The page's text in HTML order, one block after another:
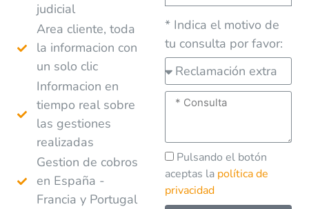
judicial
Area cliente, toda
la informacion con
un solo clic
Informacion en
tiempo real sobre
las gestiones
realizadas
Gestion de cobros
en España -
Francia y Portugal
* Indica el motivo de
tu consulta por favor:
Pulsando el botón
aceptas la política de
privacidad